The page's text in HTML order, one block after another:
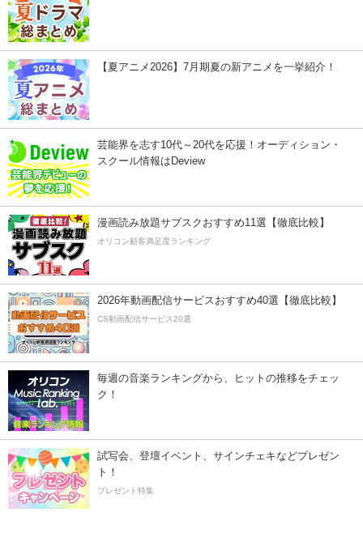
【夏アニメ2026】7月期夏の新アニメを一挙紹介！
芸能界を志す10代～20代を応援！オーディション・
スクール情報はDeview
漫画読み放題サブスクおすすめ11選【徹底比較】
オリコン顧客満足度ランキング
2026年動画配信サービスおすすめ40選【徹底比較】
CS動画配信サービス20選
毎週の音楽ランキングから、ヒットの推移をチェッ
ク！
試写会、登壇イベント、サインチェキなどプレゼン
ト！
プレゼント特集